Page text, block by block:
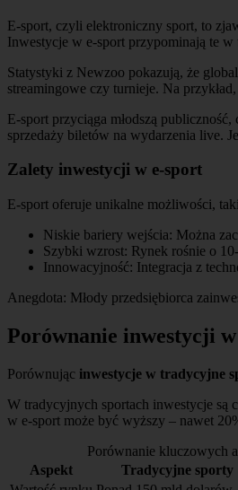
E-sport, czyli elektroniczny sport, to
Inwestycje w e-sport przypominają te
Statystyki z Newzoo pokazują, że
streamingowe czy turnieje. Na
E-sport przyciąga młodszą
sprzedaży biletów na wydarzenia live.
Zalety inwestycji w e-sport
E-sport oferuje unikalne możliwości,
Niskie bariery wejścia: Można
Szybki wzrost: Rynek rośnie o
Innowacyjność: Integracja z
Anegdota: Młody przedsiębiorca
Porównanie inwestycji
Porównując inwestycje w tradycyjne
W tradycyjnych sportach inwestycje są
w e-sport może być wyższy – nawet
Porównanie kluczowych
Aspekt
Tradycyjne sporty